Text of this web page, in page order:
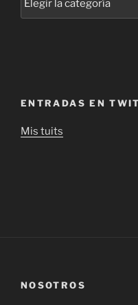
ENTRADAS EN
Mis tuits
NOSOTROS